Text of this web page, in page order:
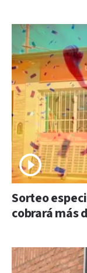
Sorteo
cobrará más